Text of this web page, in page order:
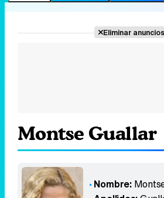
Eliminar anuncios
Montse Guallar
Nombre: